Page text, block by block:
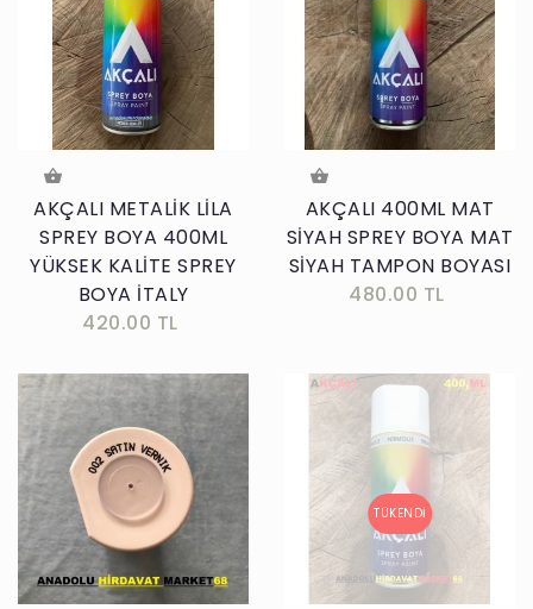
AKÇALI METALİK LİLA
SPREY BOYA 400ML
YÜKSEK KALİTE SPREY
BOYA İTALY
420.00 TL
AKÇALI 400ML MAT
SİYAH SPREY BOYA MAT
SİYAH TAMPON BOYASI
480.00 TL